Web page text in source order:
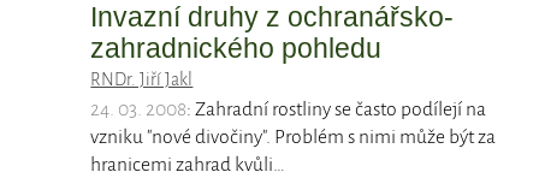
Invazní druhy z ochranářsko-
zahradnického pohledu
RNDr. Jiří Jakl
24. 03. 2008: Zahradní rostliny se často podílejí na
vzniku "nové divočiny". Problém s nimi může být za
hranicemi zahrad kvůli…